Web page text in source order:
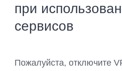
при
сервисов
Пожалуйста, отключите